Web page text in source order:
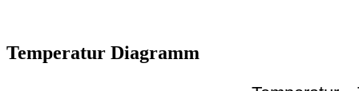
Temperatur Diagramm